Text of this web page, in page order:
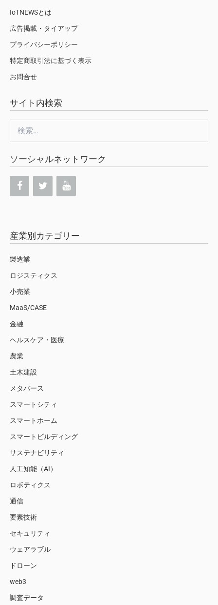
IoTNEWSとは
広告掲載・タイアップ
プライバシーポリシー
特定商取引法に基づく表示
お問合せ
サイト内検索
索:
ソーシャルネットワーク
産業別カテゴリー
製造業
ロジスティクス
小売業
MaaS/CASE
金融
ヘルスケア・医療
農業
土木建設
メタバース
スマートシティ
スマートホーム
スマートビルディング
サステナビリティ
人工知能（AI）
ロボティクス
通信
要素技術
セキュリティ
ウェアラブル
ドローン
web3
調査データ